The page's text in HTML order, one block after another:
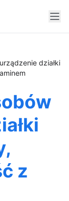
działki
z